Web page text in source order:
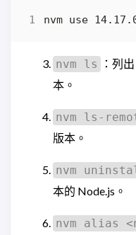
nvm ls
：列
本。
nvm ls-
版本。
nvm
本的 Node.js。
nvm alias